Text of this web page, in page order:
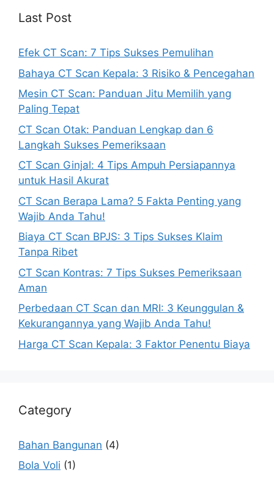
Last Post
Efek CT Scan: 7 Tips Sukses Pemulihan
Bahaya CT Scan Kepala: 3 Risiko & Pencegahan
Mesin CT Scan: Panduan Jitu Memilih yang
Paling Tepat
CT Scan Otak: Panduan Lengkap dan 6
Langkah Sukses Pemeriksaan
CT Scan Ginjal: 4 Tips Ampuh Persiapannya
untuk Hasil Akurat
CT Scan Berapa Lama? 5 Fakta Penting yang
Wajib Anda Tahu!
Biaya CT Scan BPJS: 3 Tips Sukses Klaim
Tanpa Ribet
CT Scan Kontras: 7 Tips Sukses Pemeriksaan
Aman
Perbedaan CT Scan dan MRI: 3 Keunggulan &
Kekurangannya yang Wajib Anda Tahu!
Harga CT Scan Kepala: 3 Faktor Penentu Biaya
Category
Bahan Bangunan (4)
Bola Voli (1)